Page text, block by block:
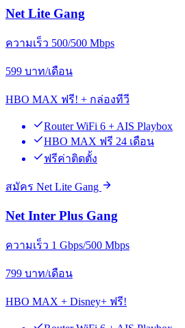
Net Lite Gang
ความเร็ว 500/500 Mbps
599 บาท/เดือน
HBO MAX ฟรี! + กล่องทีวี
Router WiFi 6 + AIS Playbox
HBO MAX ฟรี 24 เดือน
ฟรีค่าติดตั้ง
สมัคร Net Lite Gang
Net Inter Plus Gang
ความเร็ว 1 Gbps/500 Mbps
799 บาท/เดือน
HBO MAX + Disney+ ฟรี!